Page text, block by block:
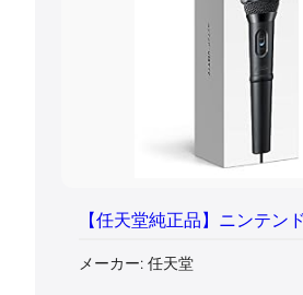
【任天堂純正品】ニンテン
メーカー: 任天堂